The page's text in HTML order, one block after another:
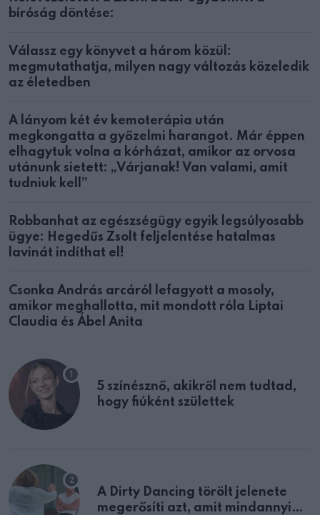
bíróság döntése:
Válassz egy könyvet a három közül:
megmutathatja, milyen nagy változás közeledik
az életedben
A lányom két év kemoterápia után
megkongatta a győzelmi harangot. Már éppen
elhagytuk volna a kórházat, amikor az orvosa
utánunk sietett: „Várjanak! Van valami, amit
tudniuk kell”
Robbanhat az egészségügy egyik legsúlyosabb
ügye: Hegedűs Zsolt feljelentése hatalmas
lavinát indíthat el!
Csonka András arcáról lefagyott a mosoly,
amikor meghallotta, mit mondott róla Liptai
Claudia és Ábel Anita
5 színésznő, akikről nem tudtad,
hogy fiúként születtek
A Dirty Dancing törölt jelenete
megerősíti azt, amit mindannyian